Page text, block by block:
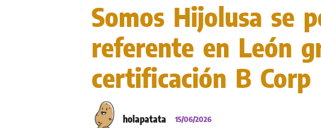
Somos Hijolusa se
referente en León
certificación B Corp
holapatata 15/06/2026